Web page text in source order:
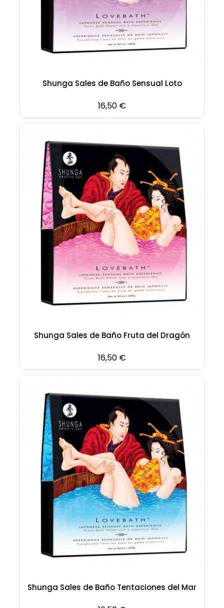
Shunga Sales de Baño Sensual Loto
Precio
16,50 €
Shunga Sales de Baño Fruta del Dragón
Precio
16,50 €
Shunga Sales de Baño Tentaciones del Mar